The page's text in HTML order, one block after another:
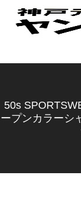
50s
ープンカラーシ